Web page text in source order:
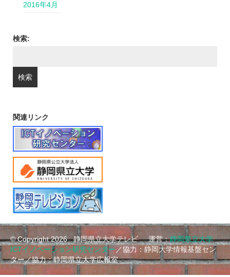
2016年4月
検索:
関連リンク
© Copyright 2026静岡県立大学テレビ 運営：静岡県立大学
ICTイノベーション研究センター／協力：静岡大学情報基盤セン
ター／協力：静岡県立大学広報室